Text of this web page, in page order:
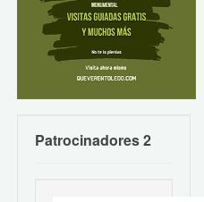
Patrocinadores 2